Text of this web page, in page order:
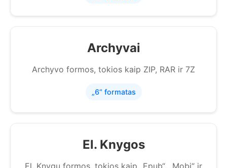
Archyvai
Archyvo formos, tokios kaip ZIP, RAR ir 7Z
„6“ formatas
El. Knygos
El. Knygų formos, tokios kaip „Epub“, „Mobi“ ir